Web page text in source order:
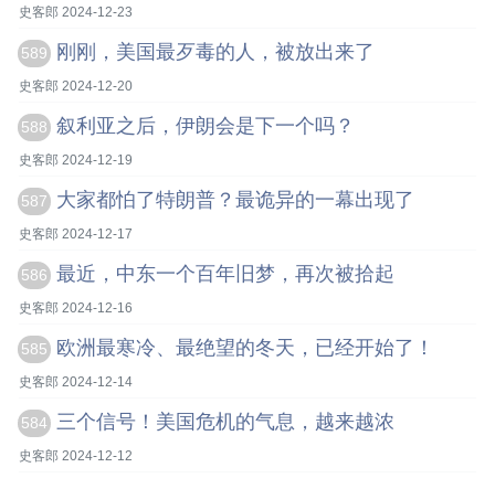
史客郎 2024-12-23
589 刚刚，美国最歹毒的人，被放出来了
史客郎 2024-12-20
588 叙利亚之后，伊朗会是下一个吗？
史客郎 2024-12-19
587 大家都怕了特朗普？最诡异的一幕出现了
史客郎 2024-12-17
586 最近，中东一个百年旧梦，再次被拾起
史客郎 2024-12-16
585 欧洲最寒冷、最绝望的冬天，已经开始了！
史客郎 2024-12-14
584 三个信号！美国危机的气息，越来越浓
史客郎 2024-12-12